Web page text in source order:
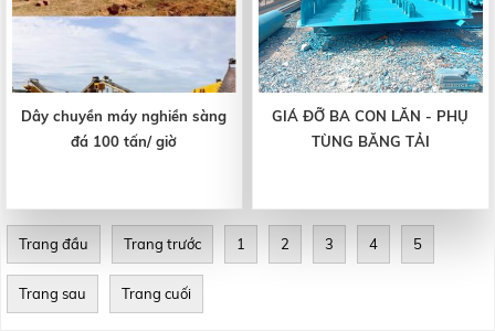
Dây chuyền máy nghiền sàng
đá 100 tấn/ giờ
GIÁ ĐỠ BA CON LĂN - PHỤ
TÙNG BĂNG TẢI
Trang đầu Trang trước 1 2 3 4 5
Trang sau Trang cuối